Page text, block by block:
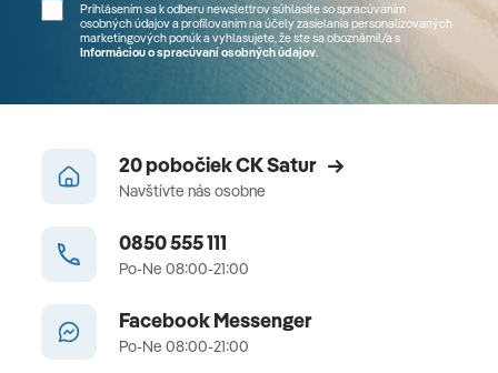
Prihlásením sa k odberu newslettrov súhlasíte so spracúvaním
osobných údajov a profilovaním na účely zasielania personalizovaných
marketingových ponúk a vyhlasujete, že ste sa oboznámil/a s
Informáciou o spracúvaní osobných údajov.
20 pobočiek CK Satur
Navštívte nás osobne
0850 555 111
Po-Ne 08:00-21:00
Facebook Messenger
Po-Ne 08:00-21:00